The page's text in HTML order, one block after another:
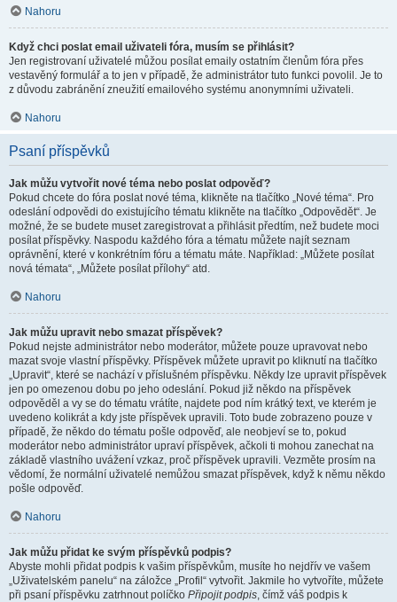
Nahoru
Když chci poslat email uživateli fóra, musím se přihlásit?
Jen registrovaní uživatelé můžou posílat emaily ostatním členům fóra přes
vestavěný formulář a to jen v případě, že administrátor tuto funkci povolil. Je to
z důvodu zabránění zneužití emailového systému anonymními uživateli.
Nahoru
Psaní příspěvků
Jak můžu vytvořit nové téma nebo poslat odpověď?
Pokud chcete do fóra poslat nové téma, klikněte na tlačítko „Nové téma“. Pro
odeslání odpovědi do existujícího tématu klikněte na tlačítko „Odpovědět“. Je
možné, že se budete muset zaregistrovat a přihlásit předtím, než budete moci
posílat příspěvky. Naspodu každého fóra a tématu můžete najít seznam
oprávnění, které v konkrétním fóru a tématu máte. Například: „Můžete posílat
nová témata“, „Můžete posílat přílohy“ atd.
Nahoru
Jak můžu upravit nebo smazat příspěvek?
Pokud nejste administrátor nebo moderátor, můžete pouze upravovat nebo
mazat svoje vlastní příspěvky. Příspěvek můžete upravit po kliknutí na tlačítko
„Upravit“, které se nachází v příslušném příspěvku. Někdy lze upravit příspěvek
jen po omezenou dobu po jeho odeslání. Pokud již někdo na příspěvek
odpověděl a vy se do tématu vrátíte, najdete pod ním krátký text, ve kterém je
uvedeno kolikrát a kdy jste příspěvek upravili. Toto bude zobrazeno pouze v
případě, že někdo do tématu pošle odpověď, ale neobjeví se to, pokud
moderátor nebo administrátor upraví příspěvek, ačkoli ti mohou zanechat na
základě vlastního uvážení vzkaz, proč příspěvek upravili. Vezměte prosím na
vědomí, že normální uživatelé nemůžou smazat příspěvek, když k němu někdo
pošle odpověď.
Nahoru
Jak můžu přidat ke svým příspěvků podpis?
Abyste mohli přidat podpis k vašim příspěvkům, musíte ho nejdřív ve vašem
„Uživatelském panelu“ na záložce „Profil“ vytvořit. Jakmile ho vytvoříte, můžete
při psaní příspěvku zatrhnout políčko Připojit podpis, čímž váš podpis k